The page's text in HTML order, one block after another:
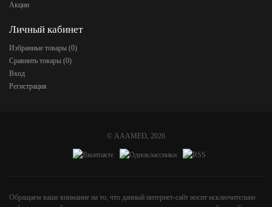
Акции
Личный кабинет
Избранные товары (0)
Сравнить товары (0)
Вход
Регистрация
© AAAMED, 2026
Обращаем ваше внимание на то, что данный интернет-сайт носит исключительно